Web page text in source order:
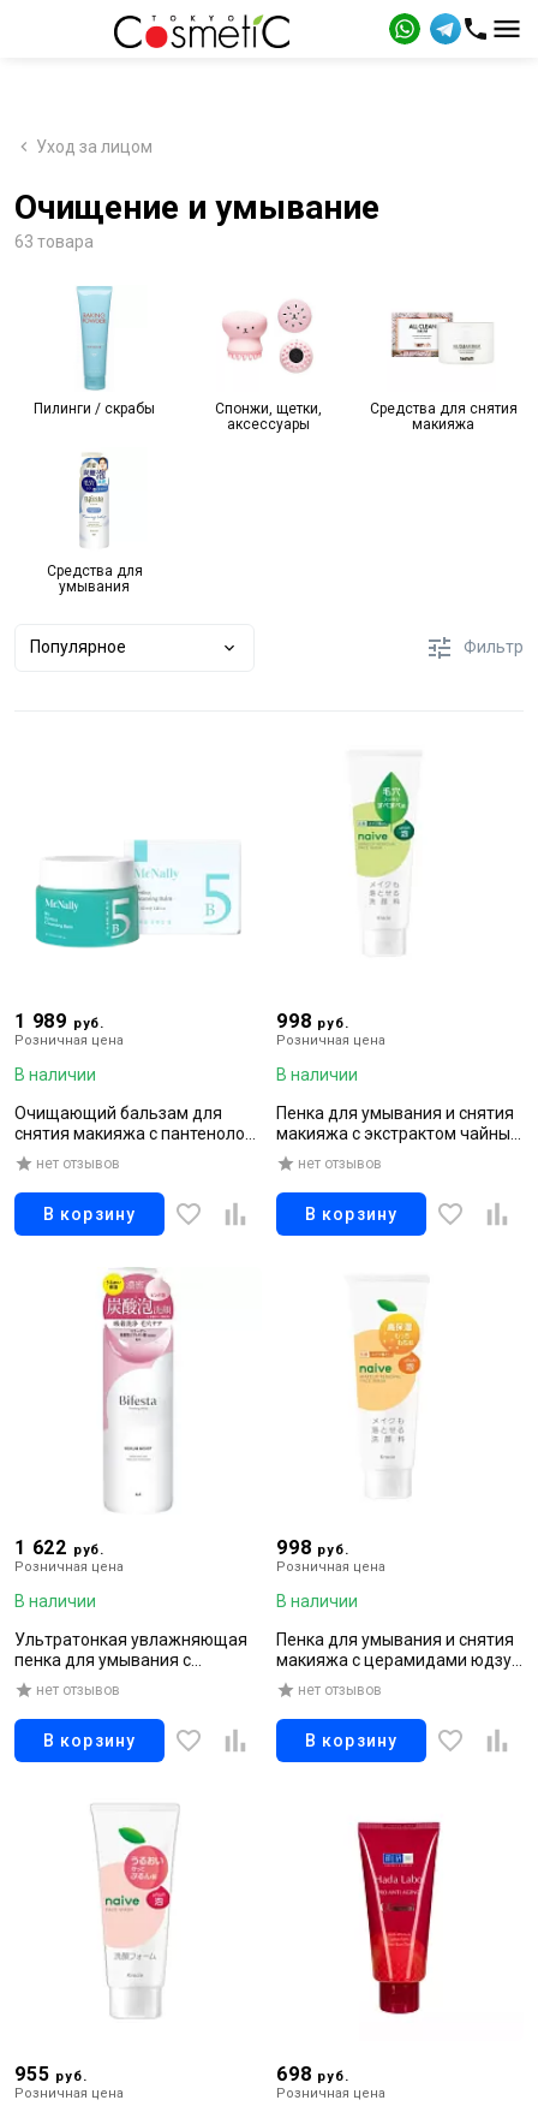
Уход за лицом
Очищение и умывание
63 товара
Пилинги / скрабы
Спонжи, щетки,
аксессуары
Средства для снятия
макияжа
Средства для
умывания
Популярное Фильтр
1 989 руб.
Розничная цена
В наличии
Очищающий бальзам для
снятия макияжа с пантенолом,
100 мл
нет отзывов
В корзину
998 руб.
Розничная цена
В наличии
Пенка для умывания и снятия
макияжа с экстрактом чайных
листьев, 180 гр
нет отзывов
В корзину
1 622 руб.
Розничная цена
В наличии
Ультратонкая увлажняющая
пенка для умывания с
коллагеном и гиалуроновой
кислотой, 200 мл
нет отзывов
В корзину
998 руб.
Розничная цена
В наличии
Пенка для умывания и снятия
макияжа с церамидами юдзу,
180грнет отзывов
В корзину
955 руб.
Розничная цена
698 руб.
Розничная цена